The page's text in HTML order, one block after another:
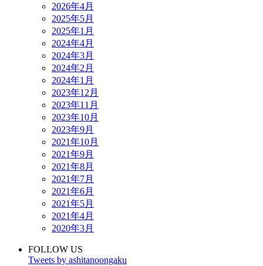
2026年4月
2025年5月
2025年1月
2024年4月
2024年3月
2024年2月
2024年1月
2023年12月
2023年11月
2023年10月
2023年9月
2021年10月
2021年9月
2021年8月
2021年7月
2021年6月
2021年5月
2021年4月
2020年3月
FOLLOW US
Tweets by ashitanoongaku